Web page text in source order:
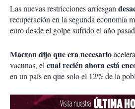
Las nuevas restricciones arriesgan
recuperación en la segunda economía
euro desde el golpe sufrido el año
Macron dijo que era necesario
vacunas, elcual recién ahora está
en un país en que solo el 12% de la